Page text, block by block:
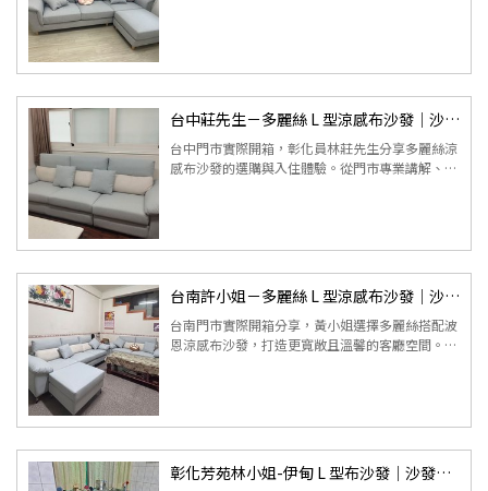
台中莊先生－多麗絲 L 型涼感布沙發｜沙發開箱心得
台中門市實際開箱，彰化員林莊先生分享多麗絲涼
感布沙發的選購與入住體驗。從門市專業講解、配
台南許小姐－多麗絲 L 型涼感布沙發｜沙發開箱心得
台南門市實際開箱分享，黃小姐選擇多麗絲搭配波
恩涼感布沙發，打造更寬敞且溫馨的客廳空間。從
彰化芳苑林小姐-伊甸 L 型布沙發｜沙發開箱心得